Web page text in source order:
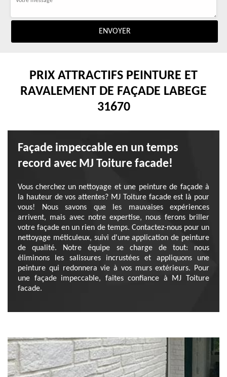
PRIX ATTRACTIFS PEINTURE ET
RAVALEMENT DE FAÇADE LABEGE
31670
Façade impeccable en un temps
record avec MJ Toiture facade!
Vous cherchez un nettoyage et une peinture de façade à
la hauteur de vos attentes? MJ Toiture facade est là pour
vous! Nous savons que les mauvaises expériences
arrivent, mais avec notre expertise, nous ferons briller
votre façade en un rien de temps. Contactez-nous pour un
nettoyage méticuleux, suivi d'une application de peinture
de qualité. Notre équipe se charge de tout: nous
éliminons les salissures incrustées et appliquons une
peinture qui redonnera vie à vos murs extérieurs. Pour
une façade impeccable, faites confiance à MJ Toiture
facade.